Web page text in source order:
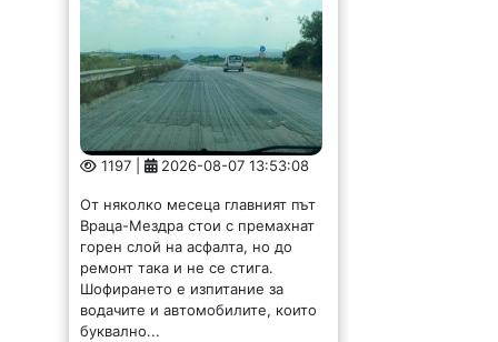
1197 | 2026-08-07 13:53:08
От няколко месеца главният път
Враца-Мездра стои с премахнат
горен слой на асфалта, но до
ремонт така и не се стига.
Шофирането е изпитание за
водачите и автомобилите, които
буквално...